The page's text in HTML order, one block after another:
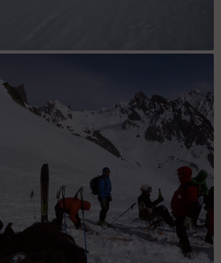
: Hélène et les garçons